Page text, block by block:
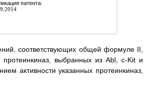
патента:
соответствующих общей формуле II,
выбранных из Abl, c-Kit и
активности указанных протеинкиназ,